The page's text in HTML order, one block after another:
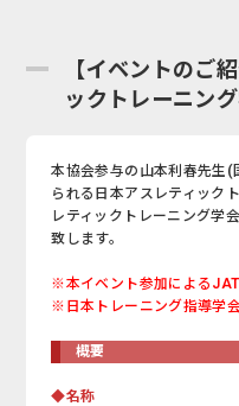
【イベントのご
ックトレーニン
本協会参与の山本利春先生(
られる日本アスレティック
レティックトレーニング学
致します。
※本イベント参加による
※日本トレーニング指導学
概要
◆名称